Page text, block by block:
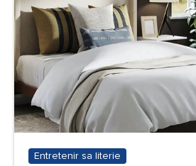
Entretenir sa literie